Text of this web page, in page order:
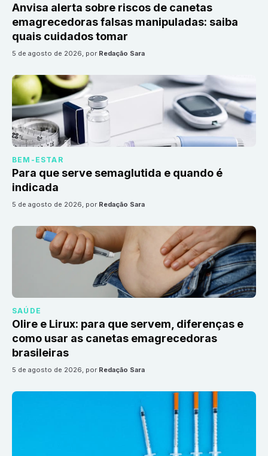
Anvisa alerta sobre riscos de canetas
emagrecedoras falsas manipuladas: saiba
quais cuidados tomar
5 de agosto de 2026, por Redação Sara
BEM-ESTAR
Para que serve semaglutida e quando é
indicada
5 de agosto de 2026, por Redação Sara
SAÚDE
Olire e Lirux: para que servem, diferenças e
como usar as canetas emagrecedoras
brasileiras
5 de agosto de 2026, por Redação Sara